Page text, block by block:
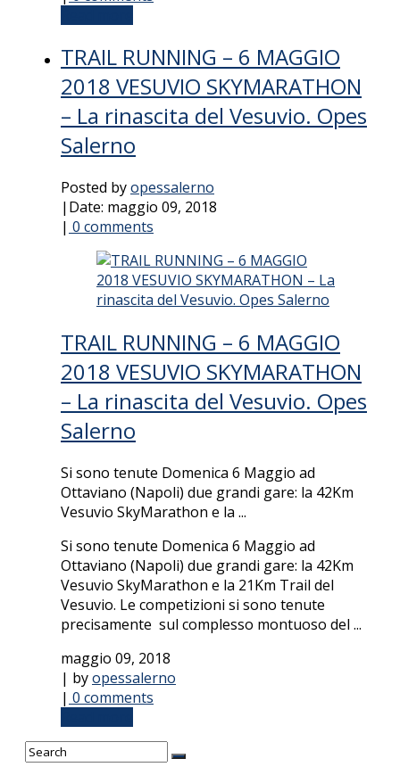
TRAIL RUNNING – 6 MAGGIO
2018 VESUVIO SKYMARATHON
– La rinascita del Vesuvio. Opes
Salerno
Posted byopessalerno
| Date: maggio 09, 2018
| 0 comments
TRAIL RUNNING – 6 MAGGIO
2018 VESUVIO SKYMARATHON
– La rinascita del Vesuvio. Opes
Salerno
Si sono tenute Domenica 6 Maggio ad
Ottaviano (Napoli) due grandi gare: la 42Km
Vesuvio SkyMarathon e la ...
Si sono tenute Domenica 6 Maggio ad
Ottaviano (Napoli) due grandi gare: la 42Km
Vesuvio SkyMarathon e la 21Km Trail del
Vesuvio. Le competizioni si sono tenute
precisamente sul complesso montuoso del ...
maggio 09, 2018
| byopessalerno
| 0 comments